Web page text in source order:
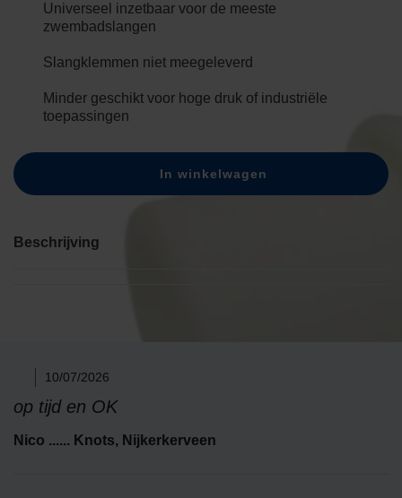
Beschrijving
Universeel inzetbaar voor de meeste
zwembadslangen
Slangklemmen niet meegeleverd
Minder geschikt voor hoge druk of industriële
toepassingen
In winkelwagen
10/07/2026
op tijd en OK
Nico ...... Knots​, Nijkerkerveen